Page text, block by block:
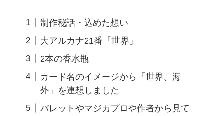
制作秘話・込めた想い
大アルカナ21番「世界」
2本の香水瓶
カード名のイメージから「世界、海
外」を連想しました
パレットやマジカプロや作者から見て